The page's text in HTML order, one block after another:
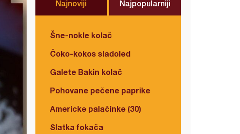
Najnoviji Najpopularniji
Šne-nokle kolač
Čoko-kokos sladoled
Galete Bakin kolač
Pohovane pečene paprike
Americke palačinke (30)
Slatka fokača